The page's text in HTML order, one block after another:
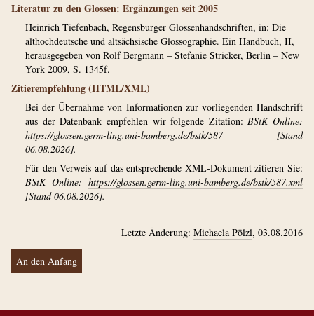
Literatur zu den Glossen: Ergänzungen seit 2005
Heinrich Tiefenbach, Regensburger Glossenhandschriften, in: Die
althochdeutsche und altsächsische Glossographie. Ein Handbuch, II,
herausgegeben von Rolf Bergmann – Stefanie Stricker, Berlin – New
York 2009, S. 1345f.
Zitierempfehlung (HTML/XML)
Bei der Übernahme von Informationen zur vorliegenden Handschrift
aus der Datenbank empfehlen wir folgende Zitation:BStK Online:
https://glossen.germ-ling.uni-bamberg.de/bstk/587[Stand
06.08.2026].
Für den Verweis auf das entsprechende XML-Dokument zitieren Sie:
BStK Online: https://glossen.germ-ling.uni-bamberg.de/bstk/587.xml
[Stand 06.08.2026].
Letzte Änderung: Michaela Pölzl, 03.08.2016
An den Anfang